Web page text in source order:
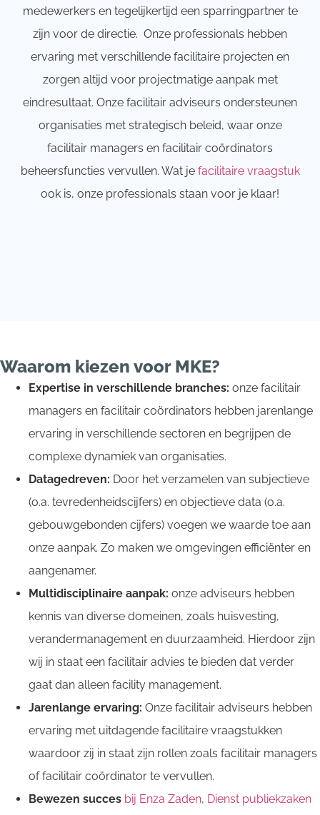
medewerkers en tegelijkertijd een sparringpartner te
zijn voor de directie. Onze professionals hebben
ervaring met verschillende facilitaire projecten en
zorgen altijd voor projectmatige aanpak met
eindresultaat. Onze facilitair adviseurs ondersteunen
organisaties met strategisch beleid, waar onze
facilitair managers en facilitair coördinators
beheersfuncties vervullen. Wat je facilitaire vraagstuk
ook is, onze professionals staan voor je klaar!
Waarom kiezen voor MKE?
Expertise in verschillende branches: onze facilitair
managers en facilitair coördinators hebben jarenlange
ervaring in verschillende sectoren en begrijpen de
complexe dynamiek van organisaties.
Datagedreven: Door het verzamelen van subjectieve
(o.a. tevredenheidscijfers) en objectieve data (o.a.
gebouwgebonden cijfers) voegen we waarde toe aan
onze aanpak. Zo maken we omgevingen efficiënter en
aangenamer.
Multidisciplinaire aanpak: onze adviseurs hebben
kennis van diverse domeinen, zoals huisvesting,
verandermanagement en duurzaamheid. Hierdoor zijn
wij in staat een facilitair advies te bieden dat verder
gaat dan alleen facility management.
Jarenlange ervaring: Onze facilitair adviseurs hebben
ervaring met uitdagende facilitaire vraagstukken
waardoor zij in staat zijn rollen zoals facilitair managers
of facilitair coördinator te vervullen.
Bewezen succes bij Enza Zaden, Dienst publiekzaken